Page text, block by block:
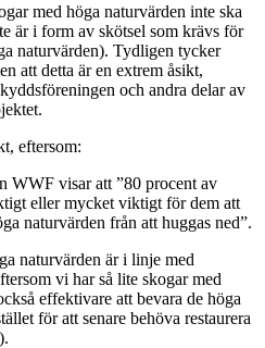
med höga naturvärden inte ska
är i form av skötsel som krävs för
naturvärden). Tydligen tycker
att detta är en extrem åsikt,
och andra delar av
eftersom:
WWF visar att ”80 procent av
eller mycket viktigt för dem att
naturvärden från att huggas ned”.
naturvärden är i linje med
vi har så lite skogar med
effektivare att bevara de höga
för att senare behöva restaurera